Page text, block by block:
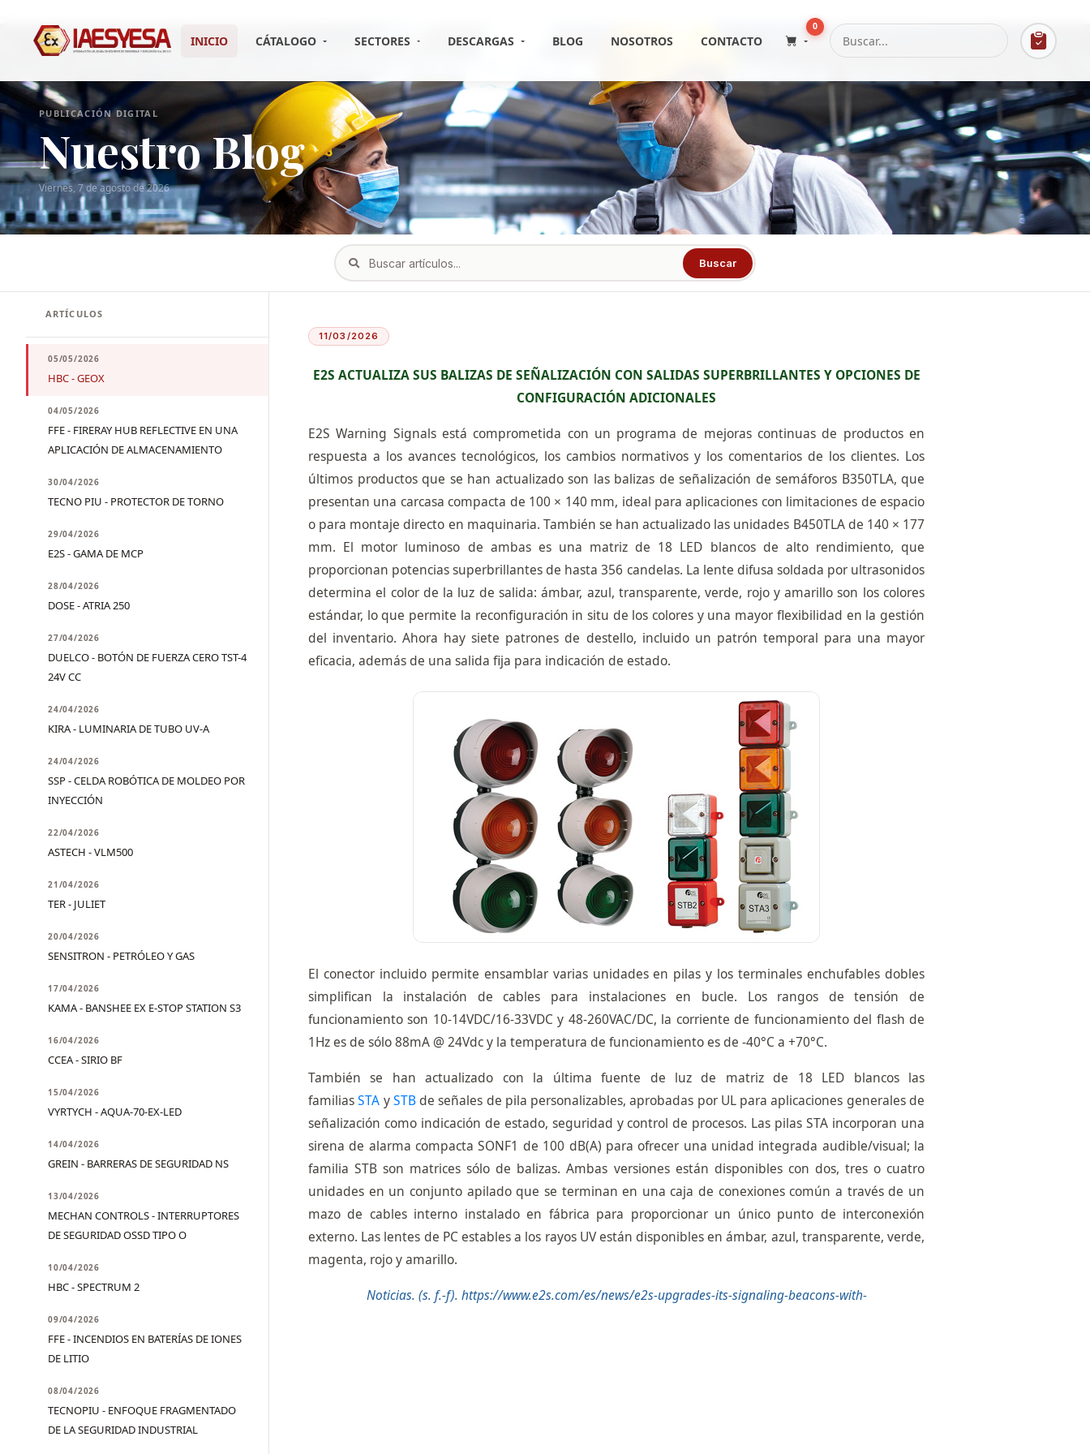
INICIO CÁTALOGO SECTORES DESCARGAS BLOG NOSOTROS CONTACTO
0
PUBLICACIÓN DIGITAL
Nuestro Blog
Viernes, 7 de agosto de 2026
Buscar
ARTÍCULOS
05/05/2026
HBC - GEOX
04/05/2026
FFE - FIRERAY HUB REFLECTIVE EN UNA
APLICACIÓN DE ALMACENAMIENTO
30/04/2026
TECNO PIU - PROTECTOR DE TORNO
29/04/2026
E2S - GAMA DE MCP
28/04/2026
DOSE - ATRIA 250
27/04/2026
DUELCO - BOTÓN DE FUERZA CERO TST-4
24V CC
24/04/2026
KIRA - LUMINARIA DE TUBO UV-A
24/04/2026
SSP - CELDA ROBÓTICA DE MOLDEO POR
INYECCIÓN
22/04/2026
ASTECH - VLM500
21/04/2026
TER - JULIET
20/04/2026
SENSITRON - PETRÓLEO Y GAS
17/04/2026
KAMA - BANSHEE EX E-STOP STATION S3
16/04/2026
CCEA - SIRIO BF
15/04/2026
VYRTYCH - AQUA-70-EX-LED
14/04/2026
GREIN - BARRERAS DE SEGURIDAD NS
13/04/2026
MECHAN CONTROLS - INTERRUPTORES
DE SEGURIDAD OSSD TIPO O
10/04/2026
HBC - SPECTRUM 2
09/04/2026
FFE - INCENDIOS EN BATERÍAS DE IONES
DE LITIO
08/04/2026
TECNOPIU - ENFOQUE FRAGMENTADO
DE LA SEGURIDAD INDUSTRIAL
11/03/2026
E2S ACTUALIZA SUS BALIZAS DE SEÑALIZACIÓN CON SALIDAS SUPERBRILLANTES Y OPCIONES DE
CONFIGURACIÓN ADICIONALES
E2S Warning Signals está comprometida con un programa de mejoras continuas de productos en
respuesta a los avances tecnológicos, los cambios normativos y los comentarios de los clientes. Los
últimos productos que se han actualizado son las balizas de señalización de semáforos B350TLA, que
presentan una carcasa compacta de 100 × 140 mm, ideal para aplicaciones con limitaciones de espacio
o para montaje directo en maquinaria. También se han actualizado las unidades B450TLA de 140 × 177
mm. El motor luminoso de ambas es una matriz de 18 LED blancos de alto rendimiento, que
proporcionan potencias superbrillantes de hasta 356 candelas. La lente difusa soldada por ultrasonidos
determina el color de la luz de salida: ámbar, azul, transparente, verde, rojo y amarillo son los colores
estándar, lo que permite la reconfiguración in situ de los colores y una mayor flexibilidad en la gestión
del inventario. Ahora hay siete patrones de destello, incluido un patrón temporal para una mayor
eficacia, además de una salida fija para indicación de estado.
El conector incluido permite ensamblar varias unidades en pilas y los terminales enchufables dobles
simplifican la instalación de cables para instalaciones en bucle. Los rangos de tensión de
funcionamiento son 10-14VDC/16-33VDC y 48-260VAC/DC, la corriente de funcionamiento del flash de
1Hz es de sólo 88mA @ 24Vdc y la temperatura de funcionamiento es de -40°C a +70°C.
También se han actualizado con la última fuente de luz de matriz de 18 LED blancos las
familiasSTA ySTBde señales de pila personalizables, aprobadas por UL para aplicaciones generales de
señalización como indicación de estado, seguridad y control de procesos. Las pilas STA incorporan una
sirena de alarma compacta SONF1 de 100 dB(A) para ofrecer una unidad integrada audible/visual; la
familia STB son matrices sólo de balizas. Ambas versiones están disponibles con dos, tres o cuatro
unidades en un conjunto apilado que se terminan en una caja de conexiones común a través de un
mazo de cables interno instalado en fábrica para proporcionar un único punto de interconexión
externo. Las lentes de PC estables a los rayos UV están disponibles en ámbar, azul, transparente, verde,
magenta, rojo y amarillo.
Noticias. (s. f.-f). https://www.e2s.com/es/news/e2s-upgrades-its-signaling-beacons-with-